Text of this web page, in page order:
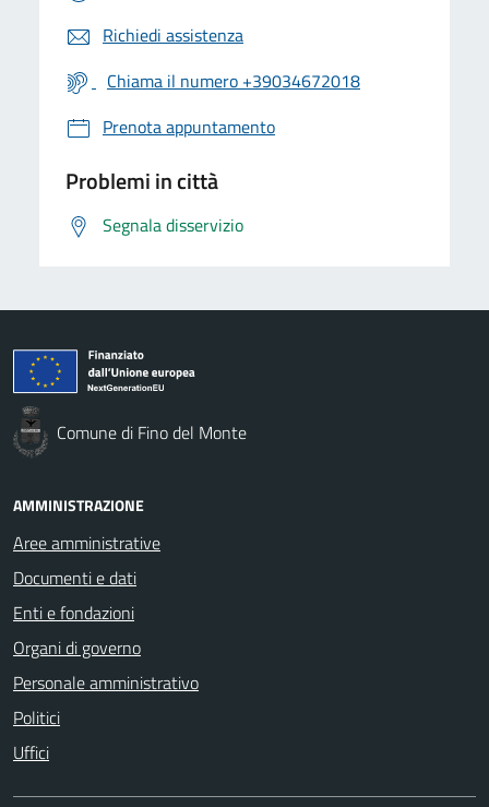
Richiedi assistenza
Chiama il numero +39034672018
Prenota appuntamento
Problemi in città
Segnala disservizio
Comune di Fino del Monte
AMMINISTRAZIONE
Aree amministrative
Documenti e dati
Enti e fondazioni
Organi di governo
Personale amministrativo
Politici
Uffici